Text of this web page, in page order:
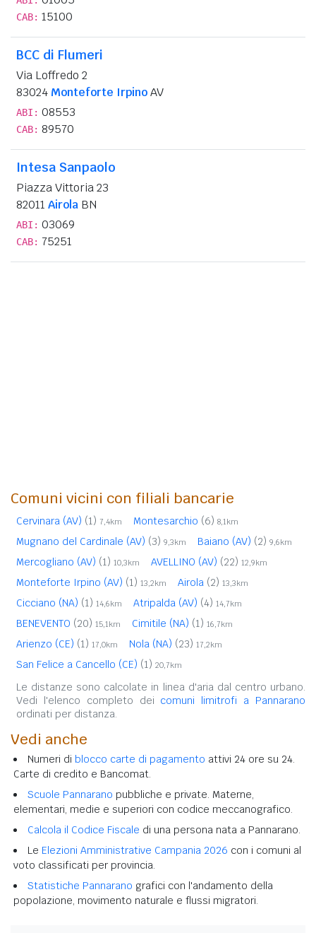
CAB: 15100
BCC di Flumeri
Via Loffredo 2
83024 Monteforte IrpinoAV
ABI: 08553
CAB: 89570
Intesa Sanpaolo
Piazza Vittoria 23
82011 Airola BN
ABI: 03069
CAB: 75251
Comuni vicini con filiali bancarie
Cervinara (AV) (1) 7,4km Montesarchio (6) 8,1km
Mugnano del Cardinale (AV) (3) 9,3km Baiano (AV) (2) 9,6km
Mercogliano (AV) (1) 10,3km AVELLINO (AV) (22) 12,9km
Monteforte Irpino (AV) (1) 13,2km Airola (2) 13,3km
Cicciano (NA) (1) 14,6km Atripalda (AV) (4) 14,7km
BENEVENTO (20) 15,1km Cimitile (NA) (1) 16,7km
Arienzo (CE) (1) 17,0km Nola (NA) (23) 17,2km
San Felice a Cancello (CE) (1) 20,7km
Le distanze sono calcolate in linea d'aria dal centro urbano.
Vedi l'elenco completo dei comuni limitrofi a Pannarano
ordinati per distanza.
Vedi anche
Numeri di blocco carte di pagamento attivi 24 ore su 24.
Carte di credito e Bancomat.
Scuole Pannarano pubbliche e private. Materne,
elementari, medie e superiori con codice meccanografico.
Calcola il Codice Fiscale di una persona nata a Pannarano.
Le Elezioni Amministrative Campania 2026 con i comuni al
voto classificati per provincia.
Statistiche Pannarano grafici con l'andamento della
popolazione, movimento naturale e flussi migratori.